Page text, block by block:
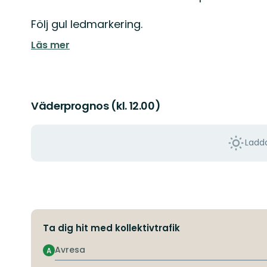
Följ gul ledmarkering.
Läs mer
Väderprognos (kl. 12.00)
Ta dig hit med kollektivtrafik
Avresa
A